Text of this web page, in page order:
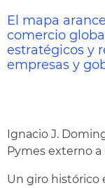
El mapa
comercio
estratégicos y
empresas y
Ignacio J.
Pymes externo a
Un giro histórico